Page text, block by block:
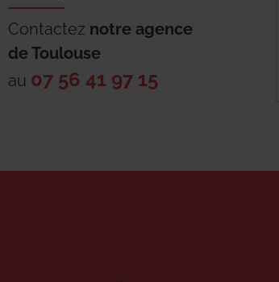
Contactez notre agence
deToulouse
au 07 56 41 97 15